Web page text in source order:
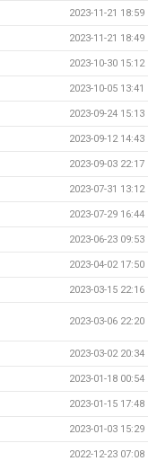
2023-11-21 18:59
2023-11-21 18:49
2023-10-30 15:12
2023-10-05 13:41
2023-09-24 15:13
2023-09-12 14:43
2023-09-03 22:17
2023-07-31 13:12
2023-07-29 16:44
2023-06-23 09:53
2023-04-02 17:50
2023-03-15 22:16
2023-03-06 22:20
2023-03-02 20:34
2023-01-18 00:54
2023-01-15 17:48
2023-01-03 15:29
2022-12-23 07:08